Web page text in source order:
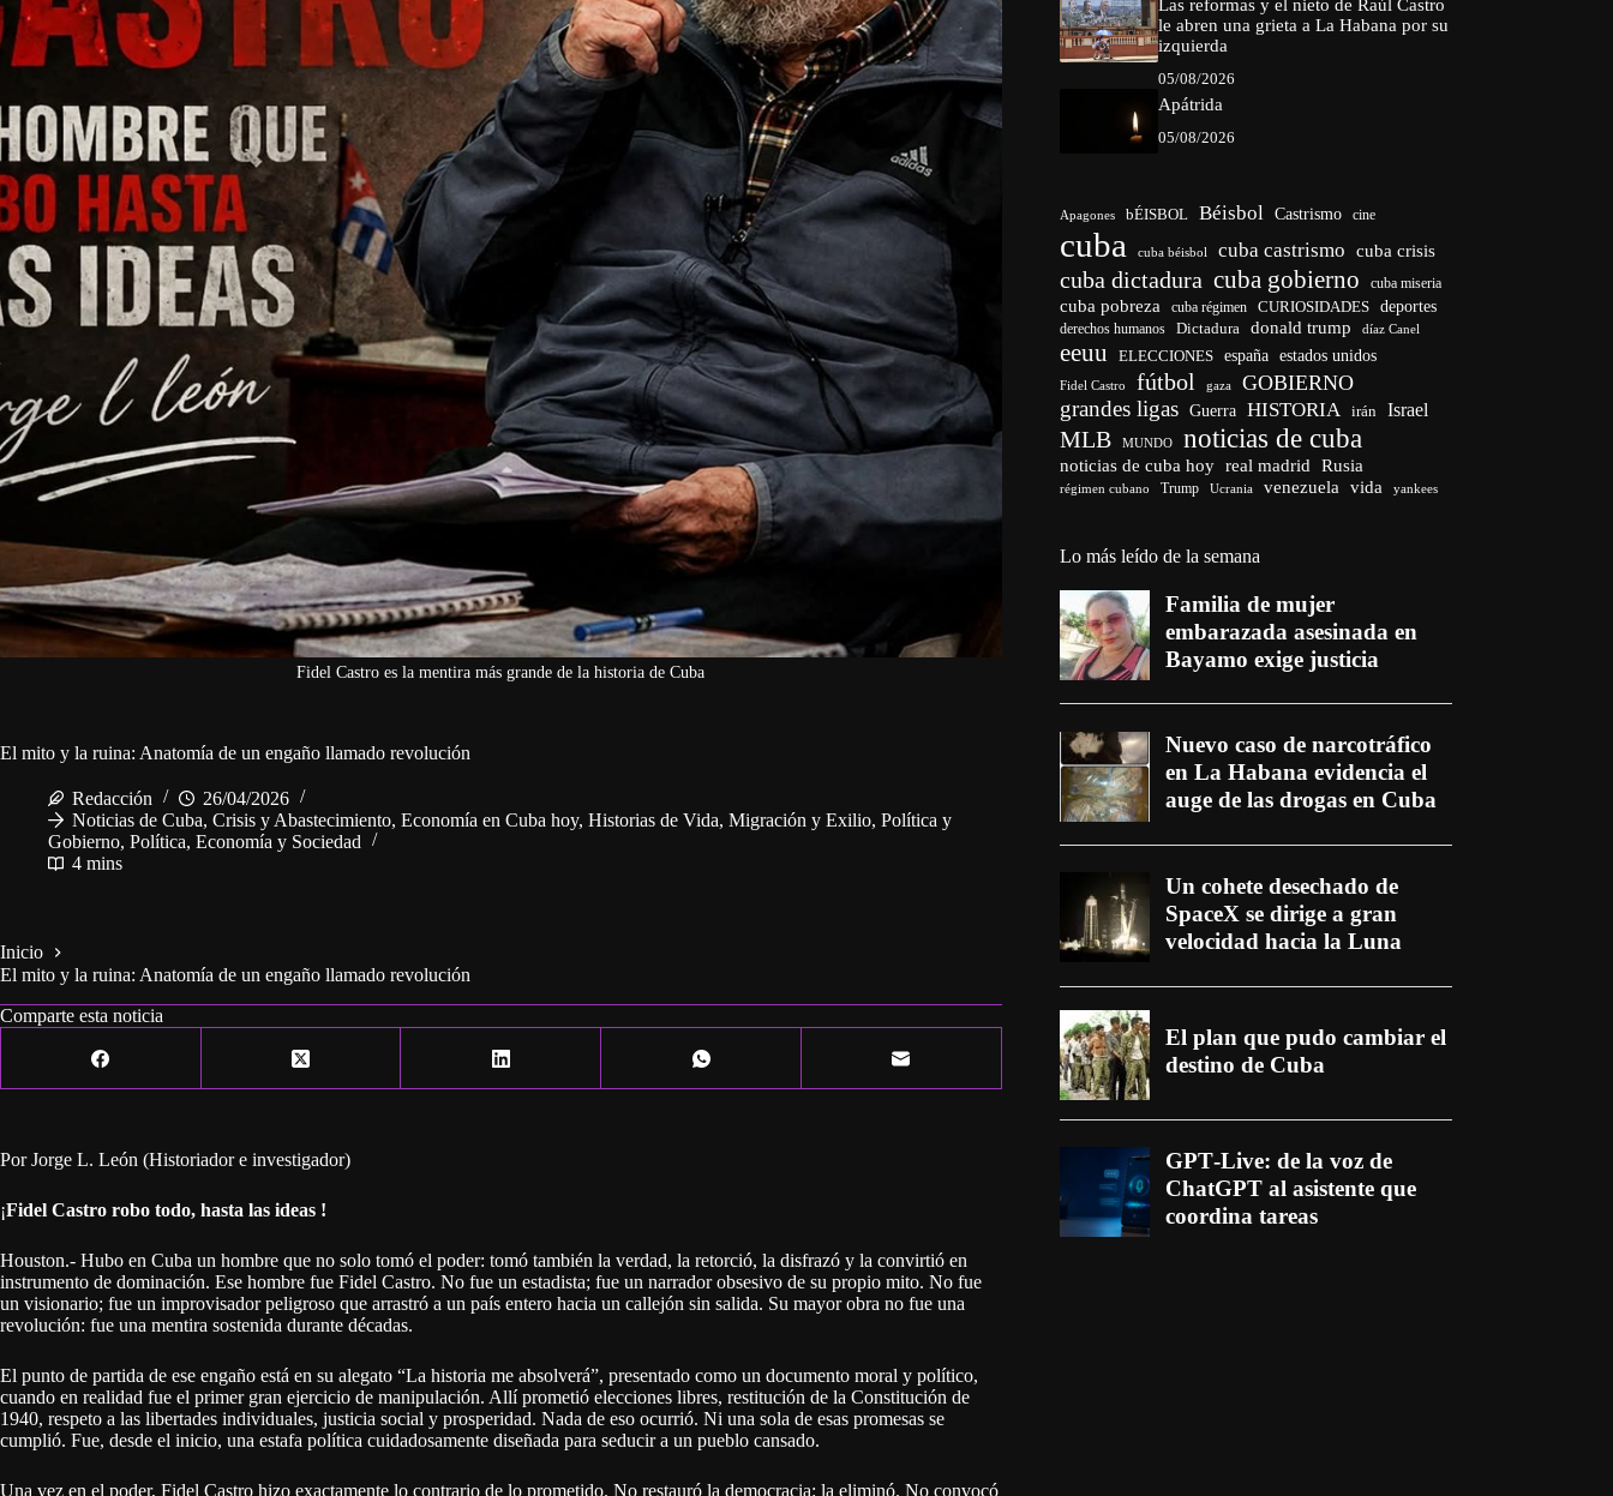
Fidel Castro es la mentira más grande de la historia de Cuba
El mito y la ruina: Anatomía de un engaño llamado revolución
Redacción
26/04/2026
Noticias de Cuba, Crisis y Abastecimiento, Economía en Cuba hoy, Historias de Vida, Migración y Exilio, Política y
Gobierno, Política, Economía y Sociedad
4 mins
Inicio
El mito y la ruina: Anatomía de un engaño llamado revolución
Comparte esta noticia
Por Jorge L. León (Historiador e investigador)
¡Fidel Castro robo todo, hasta las ideas !
Houston.- Hubo en Cuba un hombre que no solo tomó el poder: tomó también la verdad, la retorció, la disfrazó y la convirtió en
instrumento de dominación. Ese hombre fue Fidel Castro. No fue un estadista; fue un narrador obsesivo de su propio mito. No fue
un visionario; fue un improvisador peligroso que arrastró a un país entero hacia un callejón sin salida. Su mayor obra no fue una
revolución: fue una mentira sostenida durante décadas.
El punto de partida de ese engaño está en su alegato “La historia me absolverá”, presentado como un documento moral y político,
cuando en realidad fue el primer gran ejercicio de manipulación. Allí prometió elecciones libres, restitución de la Constitución de
1940, respeto a las libertades individuales, justicia social y prosperidad. Nada de eso ocurrió. Ni una sola de esas promesas se
cumplió. Fue, desde el inicio, una estafa política cuidadosamente diseñada para seducir a un pueblo cansado.
Una vez en el poder, Fidel Castro hizo exactamente lo contrario de lo prometido. No restauró la democracia: la eliminó. No convocó
Las reformas y el nieto de Raúl Castro
le abren una grieta a La Habana por su
izquierda
05/08/2026
Apátrida
05/08/2026
Apagones bÉISBOL Béisbol Castrismo cine
cuba cuba béisbol cuba castrismo cuba crisis
cuba dictadura cuba gobierno cuba miseria
cuba pobreza cuba régimen CURIOSIDADES deportes
derechos humanos Dictadura donald trump díaz Canel
eeuu ELECCIONES españa estados unidos
Fidel Castro fútbol gaza GOBIERNO
grandes ligas Guerra HISTORIA irán Israel
MLB MUNDO noticias de cuba
noticias de cuba hoy real madrid Rusia
régimen cubano Trump Ucrania venezuela vida yankees
Lo más leído de la semana